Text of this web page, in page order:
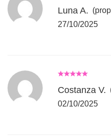
Luna A.
27/10/2025
Costanza V.
02/10/2025